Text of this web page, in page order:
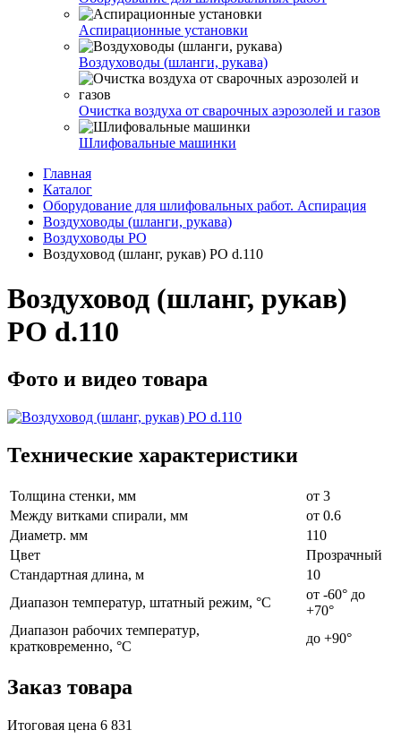
Аспирационные установки
Воздуховоды (шланги, рукава)
Очистка воздуха от сварочных аэрозолей и газов
Шлифовальные машинки
Главная
Каталог
Оборудование для шлифовальных работ. Аспирация
Воздуховоды (шланги, рукава)
Воздуховоды PO
Воздуховод (шланг, рукав) PO d.110
Воздуховод (шланг, рукав)
PO d.110
Фото и видео товара
Технические характеристики
Толщина стенки, мм
от 3
Между витками спирали, мм
от 0.6
Диаметр. мм
110
Цвет
Прозрачный
Стандартная длина, м
10
Диапазон температур, штатный режим, °C
от -60° до
+70°
Диапазон рабочих температур,
кратковременно, °C
до +90°
Заказ товара
Итоговая цена 6 831